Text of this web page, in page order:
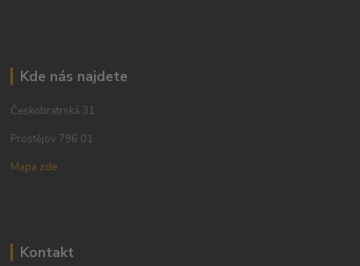
Kde nás najdete
Českobratrská 31
Prostějov 796 01
Mapa zde
Kontakt